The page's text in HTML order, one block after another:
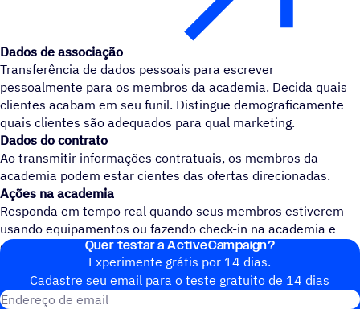
Dados de associação
Transferência de dados pessoais para escrever
pessoalmente para os membros da academia. Decida quais
clientes acabam em seu funil. Distingue demograficamente
quais clientes são adequados para qual marketing.
Dados do contrato
Ao transmitir informações contratuais, os membros da
academia podem estar cientes das ofertas direcionadas.
Ações na academia
Responda em tempo real quando seus membros estiverem
usando equipamentos ou fazendo check-in na academia e
envie solicitações ou ofertas de avaliação.
Quer testar a ActiveCampaign?
Experimente grátis por 14 dias.
Cadastre seu email para o teste gratuito de 14 dias